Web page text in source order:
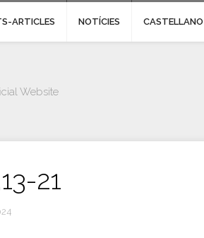
ARTICLES NOTÍCIES CASTELLANO
Website
21